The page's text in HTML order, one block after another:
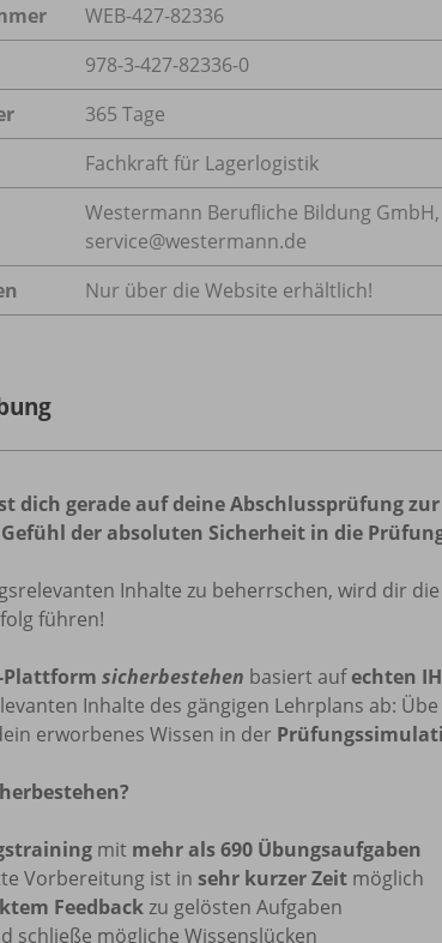
WEB-427-82336
978-3-427-82336-0
365 Tage
Fachkraft für Lagerlogistik
Westermann Berufliche Bildung
service@westermann.de
Nur über die Website erhältlich!
dich gerade auf deine Abschlussprüfung zur
der absoluten Sicherheit in die
Inhalte zu beherrschen, wird dir
führen!
sicherbestehen basiert aufechten
Inhalte des gängigen Lehrplans ab:
erworbenes Wissen in der
mit mehr als 690 Übungsaufgaben
Vorbereitung ist in sehr kurzer Zeit möglich
Feedbackzu gelösten Aufgaben
schließe mögliche Wissenslücken